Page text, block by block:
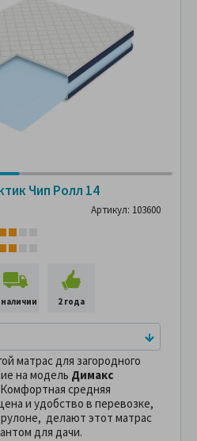
Чип Ролл 14
Артикул: 103600
наличии 2 года
матрас для загородного
на модель Димакс
средняя
и удобство в перевозке,
делают этот матрас
для дачи.